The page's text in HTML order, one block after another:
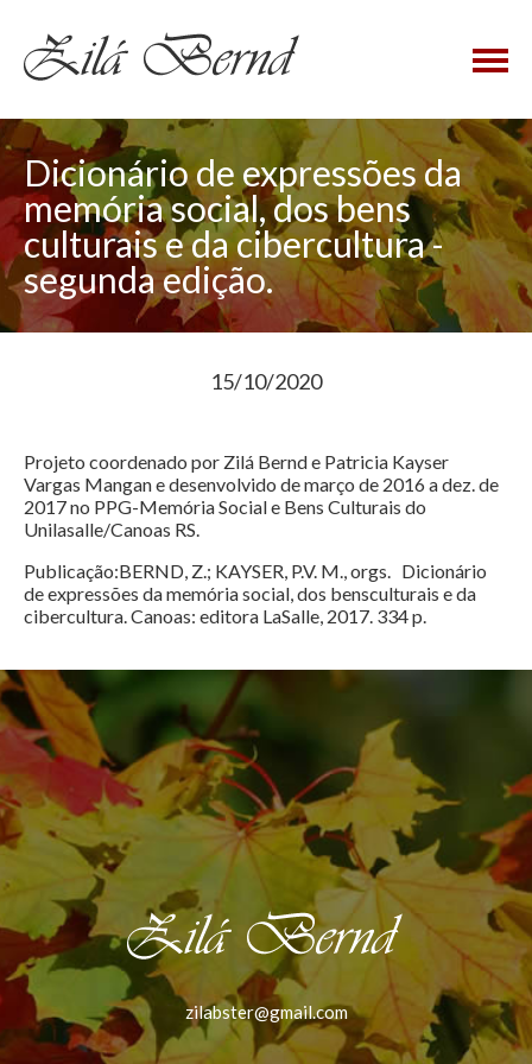
×
Dicionário de expressões da
memória social, dos bens
culturais e da cibercultura -
segunda edição.
15/10/2020
Projeto coordenado por Zilá Bernd e Patricia Kayser
Vargas Mangan e desenvolvido de março de 2016 a dez. de
2017 no PPG-Memória Social e Bens Culturais do
Unilasalle/Canoas RS.
Publicação:BERND, Z.; KAYSER, P.V. M., orgs. Dicionário
de expressões da memória social, dos bensculturais e da
cibercultura. Canoas: editora LaSalle, 2017. 334 p.
zilabster@gmail.com